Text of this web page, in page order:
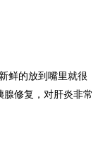
鲜的放到嘴里就很
修复，对肝炎非常